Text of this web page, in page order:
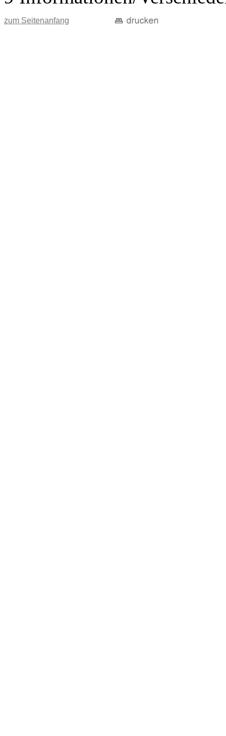
zum Seitenanfang